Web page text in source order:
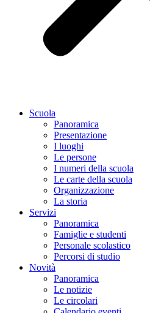
Scuola
Panoramica
Presentazione
I luoghi
Le persone
I numeri della scuola
Le carte della scuola
Organizzazione
La storia
Servizi
Panoramica
Famiglie e studenti
Personale scolastico
Percorsi di studio
Novità
Panoramica
Le notizie
Le circolari